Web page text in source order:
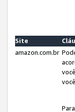
Site
amazon.com.br